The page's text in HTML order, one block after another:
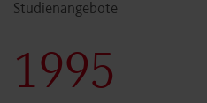
Studienangebote
2000